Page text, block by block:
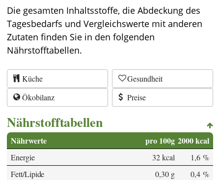
Die gesamten Inhaltsstoffe, die Abdeckung des
Tagesbedarfs und Vergleichswerte mit anderen
Zutaten finden Sie in den folgenden
Nährstofftabellen.
Küche
Gesundheit
Ökobilanz
Preise
Nährstofftabellen
Nährwerte pro 100g 2000 kcal
Energie 32 kcal
1,6 %
Fett/Lipide
0,30 g
0,4 %